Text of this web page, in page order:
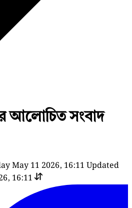
আলোচিত সংবাদ
May 11 2026, 16:11Updated
16:11